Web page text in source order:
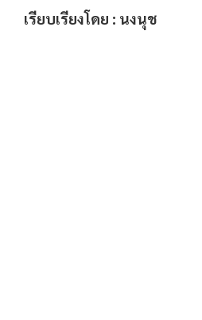
เรียบเรียงโดย : นงนุช